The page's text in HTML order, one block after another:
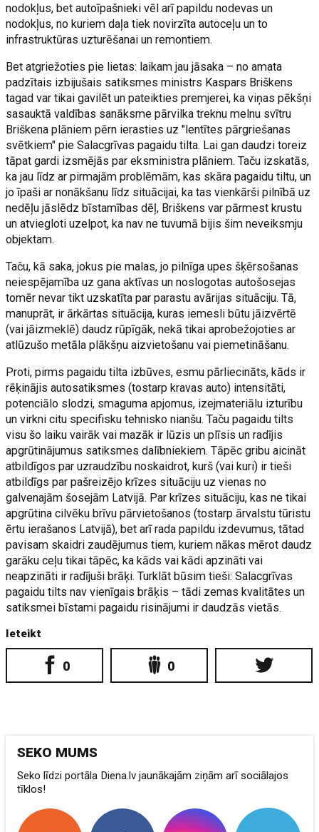
nodokļus, bet autoīpašnieki vēl arī papildu nodevas un
nodokļus, no kuriem daļa tiek novirzīta autoceļu un to
infrastruktūras uzturēšanai un remontiem.
Bet atgriežoties pie lietas: laikam jau jāsaka – no amata
padzītais izbijušais satiksmes ministrs Kaspars Briškens
tagad var tikai gavilēt un pateikties premjerei, ka viņas pēkšņi
sasauktā valdības sanāksme pārvilka treknu melnu svītru
Briškena plāniem pērn ierasties uz "lentītes pārgriešanas
svētkiem" pie Salacgrīvas pagaidu tilta. Lai gan daudzi toreiz
tāpat gardi izsmējās par eksministra plāniem. Taču izskatās,
ka jau līdz ar pirmajām problēmām, kas skāra pagaidu tiltu, un
jo īpaši ar nonākšanu līdz situācijai, ka tas vienkārši pilnībā uz
nedēļu jāslēdz bīstamības dēļ, Briškens var pārmest krustu
un atviegloti uzelpot, ka nav ne tuvumā bijis šim neveiksmju
objektam.
Taču, kā saka, jokus pie malas, jo pilnīga upes šķērsošanas
neiespējamība uz gana aktīvas un noslogotas autošosejas
tomēr nevar tikt uzskatīta par parastu avārijas situāciju. Tā,
manuprāt, ir ārkārtas situācija, kuras iemesli būtu jāizvērtē
(vai jāizmeklē) daudz rūpīgāk, nekā tikai aprobežojoties ar
atlūzušo metāla plākšņu aizvietošanu vai piemetināšanu.
Proti, pirms pagaidu tilta izbūves, esmu pārliecināts, kāds ir
rēķinājis autosatiksmes (tostarp kravas auto) intensitāti,
potenciālo slodzi, smaguma apjomus, izejmateriālu izturību
un virkni citu specifisku tehnisko nianšu. Taču pagaidu tilts
visu šo laiku vairāk vai mazāk ir lūzis un plīsis un radījis
apgrūtinājumus satiksmes dalībniekiem. Tāpēc gribu aicināt
atbildīgos par uzraudzību noskaidrot, kurš (vai kuri) ir tieši
atbildīgs par pašreizējo krīzes situāciju uz vienas no
galvenajām šosejām Latvijā. Par krīzes situāciju, kas ne tikai
apgrūtina cilvēku brīvu pārvietošanos (tostarp ārvalstu tūristu
ērtu ierašanos Latvijā), bet arī rada papildu izdevumus, tātad
pavisam skaidri zaudējumus tiem, kuriem nākas mērot daudz
garāku ceļu tikai tāpēc, ka kāds vai kādi apzināti vai
neapzināti ir radījuši brāķi. Turklāt būsim tieši: Salacgrīvas
pagaidu tilts nav vienīgais brāķis – tādi zemas kvalitātes un
satiksmei bīstami pagaidu risinājumi ir daudzās vietās.
Ieteikt
0 0
SEKO MUMS
Seko līdzi portāla Diena.lv jaunākajām ziņām arī sociālajos
tīklos!